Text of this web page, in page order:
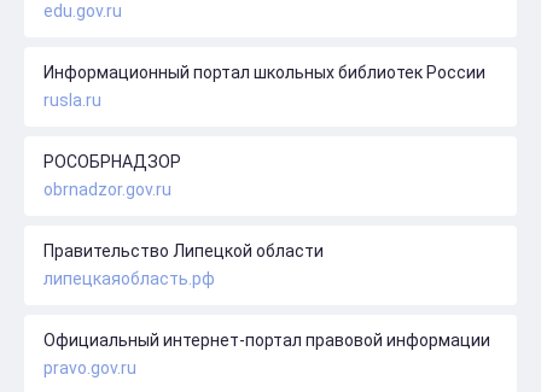
edu.gov.ru
Информационный портал школьных библиотек России
rusla.ru
РОСОБРНАДЗОР
obrnadzor.gov.ru
Правительство Липецкой области
липецкаяобласть.рф
Официальный интернет-портал правовой информации
pravo.gov.ru